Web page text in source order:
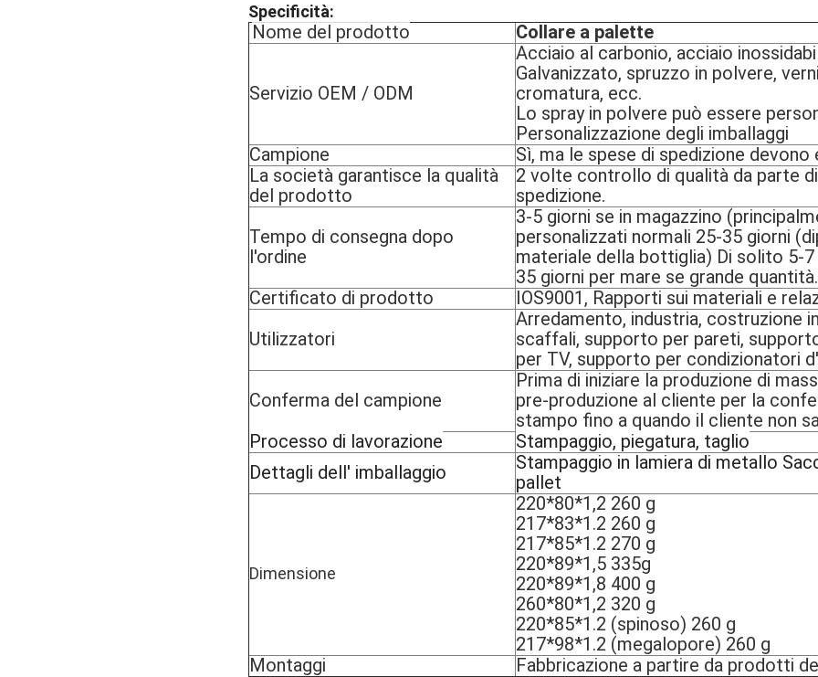
Specificità:
Nome del prodotto Collare a palette
Servizio OEM / ODM
Acciaio al carbonio, acciaio
Galvanizzato, spruzzo in polvere,
cromatura, ecc.
Lo spray in polvere può essere
Personalizzazione degli imballaggi
Campione
Sì, ma le spese di spedizione devono
La società garantisce la qualità
del prodotto
2 volte controllo di qualità da parte
spedizione.
Tempo di consegna dopo
l'ordine
3-5 giorni se in magazzino
personalizzati normali 25-35 giorni
materiale della bottiglia) Di solito 5-
35 giorni per mare se grande quantità.
Certificato di prodotto
IOS9001, Rapporti sui materiali e
Utilizzatori
Arredamento, industria, costruzione
scaffali, supporto per pareti,
per TV, supporto per condizionatori
Conferma del campione
Prima di iniziare la produzione di
pre-produzione al cliente per la
stampo fino a quando il cliente non
Processo di lavorazione
Stampaggio, piegatura, taglio
Dettagli dell' imballaggio
Stampaggio in lamiera di metallo
pallet
Dimensione
220*80*1,2 260 g
217*83*1.2 260 g
217*85*1.2 270 g
220*89*1,5 335g
220*89*1,8 400 g
260*80*1,2 320 g
220*85*1.2 (spinoso) 260 g
217*98*1.2 (megalopore) 260 g
Montaggi
Fabbricazione a partire da prodotti